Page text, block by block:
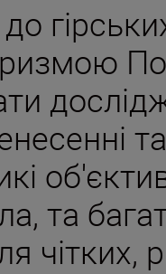
та
чітких,